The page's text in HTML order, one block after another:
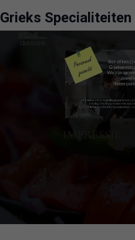
Grieks